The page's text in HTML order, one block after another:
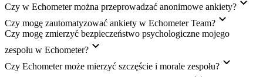
Czy w Echometer można przeprowadzać anonimowe ankiety?
Czy mogę zautomatyzować ankiety w Echometer Team?
Czy mogę zmierzyć bezpieczeństwo psychologiczne mojego
zespołu w Echometer?
Czy Echometer może mierzyć szczęście i morale zespołu?